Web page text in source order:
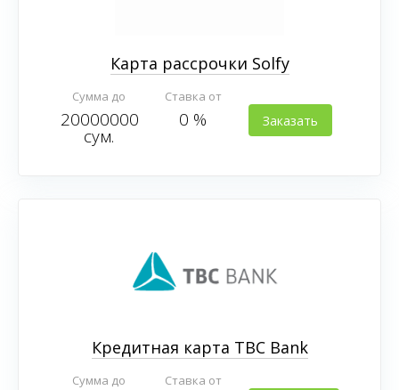
Карта рассрочки Solfy
Сумма до
20000000
сум.
Ставка от
0 %
Заказать
карту
Кредитная карта TBC Bank
Сумма до Ставка от